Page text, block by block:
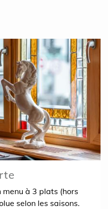
à 3 plats (hors
selon les saisons.